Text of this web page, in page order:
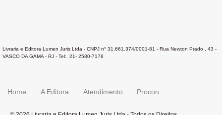
Livraria e Editora Lumen Juris Ltda - CNPJ n° 31.661.374/0001-81 - Rua Newton Prado , 43 -
VASCO DA GAMA - RJ - Tel:. 21- 2580-7178
Home A Editora Atendimento Procon